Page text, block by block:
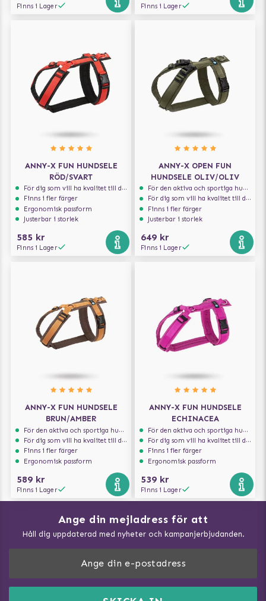
Finns i Lager Finns i Lager
ANNY-X FUN HUNDSELE
RÖD/SVART
För dig som vill ha kvalitet till din hund!
Finns i fler färger
Ergonomisk passform
Justerbar i storlek
585 kr
Finns i Lager
ANNY-X OPEN FUN
HUNDSELE OLIV/OLIV
För den aktiva och sportiga hunden
För dig som vill ha kvalitet till din hund!
Finns i fler färger
Justerbar i storlek
649 kr
Finns i Lager
ANNY-X FUN HUNDSELE
BRUN/AMBER
För den aktiva och sportiga hunden
För dig som vill ha kvalitet till din hund!
Finns i fler färger
Ergonomisk passform
589 kr
Finns i Lager
ANNY-X FUN HUNDSELE
ECHINACEA
För den aktiva och sportiga hunden
För dig som vill ha kvalitet till din hund!
Finns i fler färger
Ergonomisk passform
539 kr
Finns i Lager
Ange din mejladress för att
Håll dig uppdaterad med nyheter och kampanjerbjudanden.
DogArtist.se drivs av:
Vad kan hundar äta?
Träna Nose Work hemma